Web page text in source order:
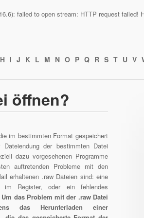
failed to open stream: HTTP request failed!
H I J K L M N O P Q R S T U V
öffnen?
im bestimmten Format gespeichert
der bestimmten Datei
dazu vorgesehenen Programme
auftretenden Probleme mit den
erhaltenen .raw Dateien sind: eine
im Register, oder ein fehlendes
Um das Problem mit der .raw Datei
das Herunterladen einer